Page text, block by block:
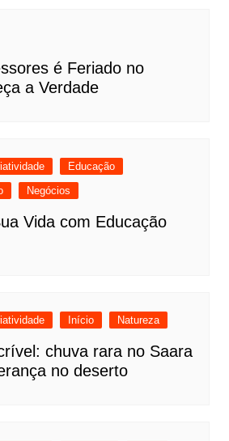
é Feriado no
a Verdade
Educação
Negócios
Vida com Educação
Início Natureza
chuva rara no Saara
no deserto